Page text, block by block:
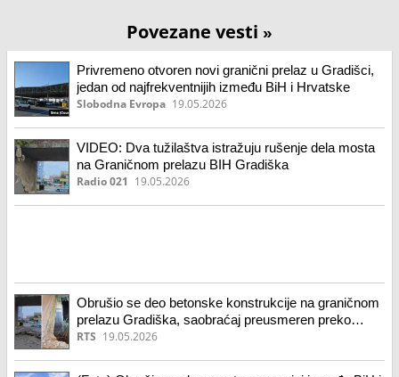
Povezane vesti »
Privremeno otvoren novi granični prelaz u Gradišci,
jedan od najfrekventnijih između BiH i Hrvatske
Slobodna Evropa 19.05.2026
VIDEO: Dva tužilaštva istražuju rušenje dela mosta
na Graničnom prelazu BIH Gradiška
Radio 021 19.05.2026
Obrušio se deo betonske konstrukcije na graničnom
prelazu Gradiška, saobraćaj preusmeren preko
novog mosta
RTS 19.05.2026